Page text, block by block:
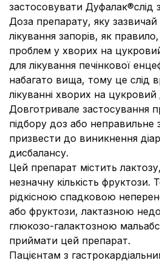
застосовувати Дуфалак®слід
Доза препарату, яку
лікування запорів, як
проблем у хворих на
для лікування печінкової
набагато вища, тому це слід
лікуванні хворих на цукровий
Довготривале застосування
підбору доз або
призвести до виникнення
дисбалансу.
Цей препарат містить
незначну кількість фруктози.
рідкісною спадковою
або фруктози, лактазною
глюкозо-галактозною
приймати цей препарат.
Пацієнтам з